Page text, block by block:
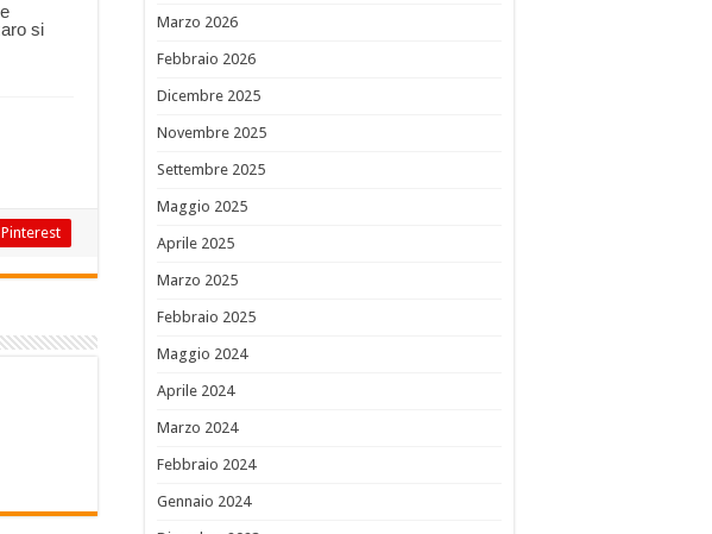
si
Pinterest
Marzo 2026
Febbraio 2026
Dicembre 2025
Novembre 2025
Settembre 2025
Maggio 2025
Aprile 2025
Marzo 2025
Febbraio 2025
Maggio 2024
Aprile 2024
Marzo 2024
Febbraio 2024
Gennaio 2024